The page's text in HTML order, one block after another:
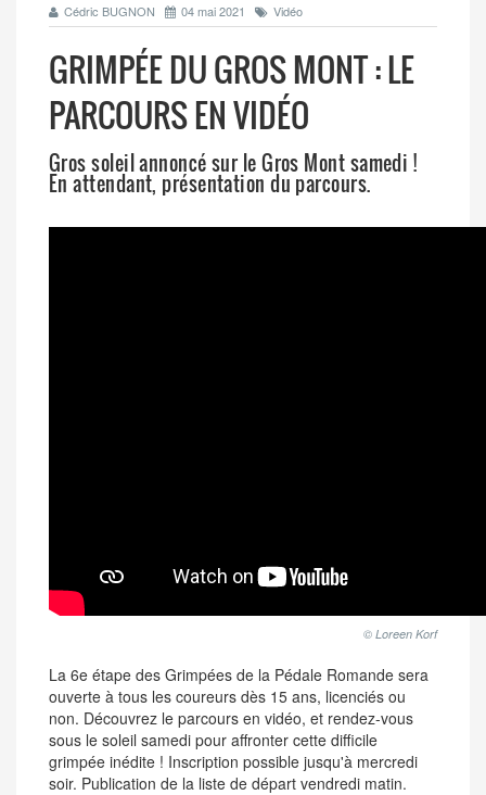
Cédric BUGNON 04 mai 2021 Vidéo
GRIMPÉE DU GROS MONT : LE
PARCOURS EN VIDÉO
Gros soleil annoncé sur le Gros Mont samedi !
En attendant, présentation du parcours.
© Loreen Korf
La 6e étape des Grimpées de la Pédale Romande sera
ouverte à tous les coureurs dès 15 ans, licenciés ou
non. Découvrez le parcours en vidéo, et rendez-vous
sous le soleil samedi pour affronter cette difficile
grimpée inédite ! Inscription possible jusqu'à mercredi
soir. Publication de la liste de départ vendredi matin.